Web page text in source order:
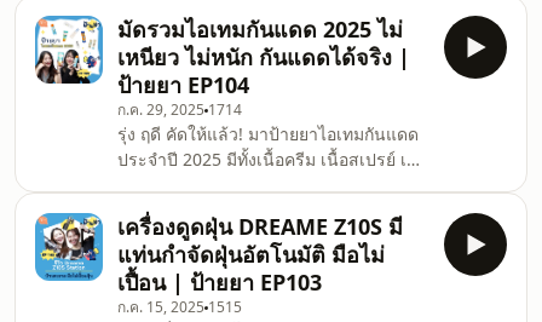
กระติกน้ำ Owala 1:22 Sports Research
Vitamin D3 + K2 Plant-Based 2:40
Yame Monogatari Matcha 3:55 น้ำหอม
Le Labo the กลิ่น Matcha 26 4:32 ยาดม
หงส์ไทยสีเขียว 5:07 ยาดมเซียงเพียว
สูตร2 7:26 น้ำตาเทียม Namida Rohto
Five (กล่องสีฟ้า) 9:11 ลิปบาล์ม La Mer
10:55 Airtag 13:49
มัดรวมไอเทมกันแดด 2025 ไม่
เหนียว ไม่หนัก กันแดดได้จริง |
ป้ายยา EP104
ก.ค. 29, 2025 1714
รุ่ง ฤดี คัดให้แล้ว! มาป้ายยาไอเทมกันแดด
ประจำปี 2025 มีทั้งเนื้อครีม เนื้อสเปรย์ เนื้อ
ได้จริงแน่นอน 0:00 เปิดรายการ 0:19
ทักทาย แนะนำแขกรับเชิญ 2:10 Beauty
Of Joseon Relief Sun Aqua-Fresh : Rice
+ B5 SPF50+ PA++++ 4:40 DR.JART+
Every Sun Day™ Mild Sun SPF40 PA+++
เครื่องดูดฝุ่น DREAME Z10S มี
แท่นกำจัดฝุ่นอัตโนมัติ มือไม่
เปื้อน | ป้ายยา EP103
ก.ค. 15, 2025 1515